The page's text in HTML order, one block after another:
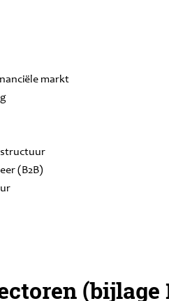
markt
(B2B)
(bijlage